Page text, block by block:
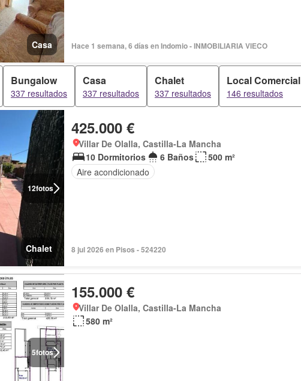
Casa Hace 1 semana, 6 días en Indomio - INMOBILIARIA VIECO
Bungalow
337 resultados
Casa
337 resultados
Chalet
337 resultados
Local Comercial
146 resultados
12fotos
Chalet
425.000 €
Villar De Olalla, Castilla-La Mancha
10 Dormitorios
6 Baños
500 m²
Aire acondicionado
8 jul 2026 en Pisos - 524220
5fotos
155.000 €
Villar De Olalla, Castilla-La Mancha
580 m²